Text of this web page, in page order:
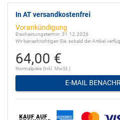
In AT versandkostenfrei
Vorankündigung
Erscheinungstermin: 31.12.2026
Wir benachrichtigen Sie, sobald der Artikel
64,00 €
Normalpreis (inkl. MwSt.)
E-MAIL